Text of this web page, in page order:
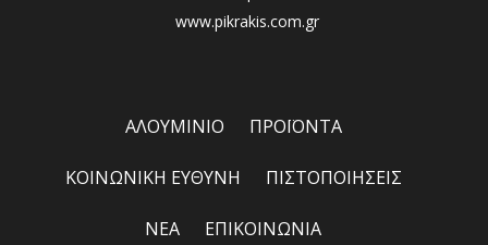
www.pikrakis.com.gr
ΑΛΟΥΜΙΝΙΟ ΠΡΟΪΟΝΤΑ
ΚΟΙΝΩΝΙΚΗ ΕΥΘΥΝΗ ΠΙΣΤΟΠΟΙΗΣΕΙΣ
ΝΕΑ ΕΠΙΚΟΙΝΩΝΙΑ